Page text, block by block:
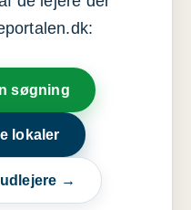
søgning
lokaler
→